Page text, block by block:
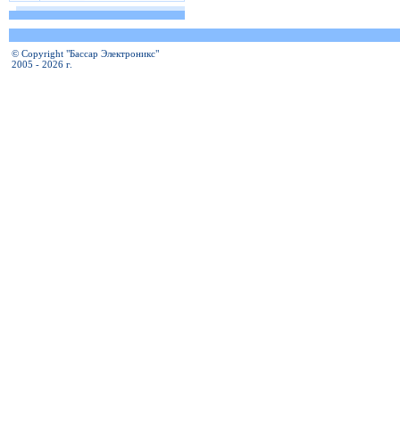
© Copyright "Бассар Электроникс"
2005 - 2026 г.